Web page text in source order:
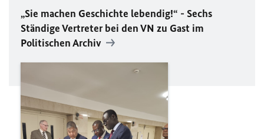
„Sie machen Geschichte lebendig!“ - Sechs
Ständige Vertreter bei denVN zu Gast im
Politischen Archiv